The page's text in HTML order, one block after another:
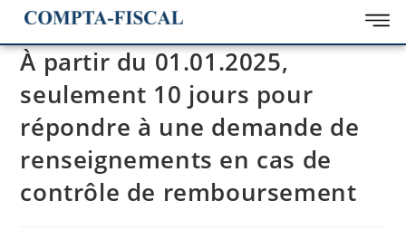
À partir du 01.01.2025,
seulement 10 jours pour
répondre à une demande de
renseignements en cas de
contrôle de remboursement